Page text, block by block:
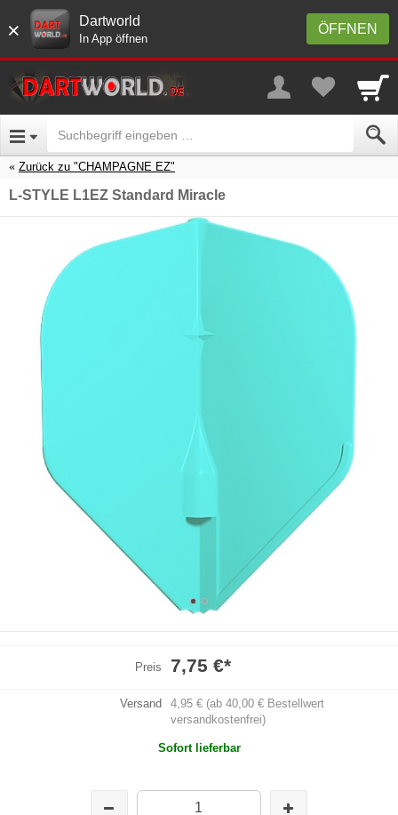
× ÖFFNEN
Dartworld
In App öffnen
Zurück zu "CHAMPAGNE EZ"
L-STYLE L1EZ Standard Miracle
Preis 7,75 €*
Versand
4,95 € (ab 40,00 € Bestellwert
versandkostenfrei)
Sofort lieferbar